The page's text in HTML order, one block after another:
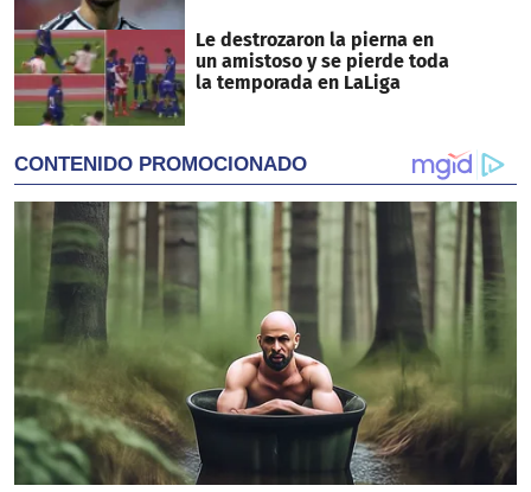
Le destrozaron la pierna en
un amistoso y se pierde toda
la temporada en LaLiga